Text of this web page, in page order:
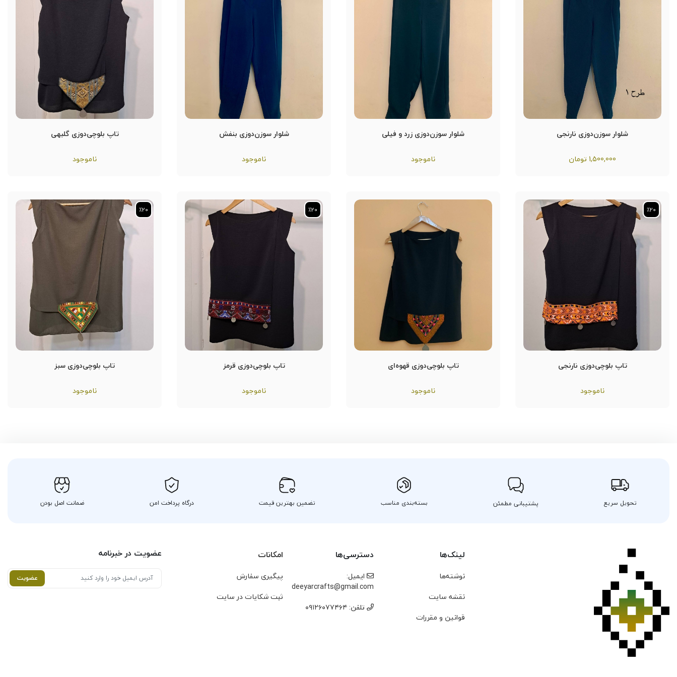
شلوار سوزن‌دوزی نارنجی
1,500,000 تومان
شلوار سوزن‌دوزی زرد و فیلی
ناموجود
شلوار سوزن‌دوزی بنفش
ناموجود
تاپ بلوچی‌دوزی گلبهی
ناموجود
٪20
تاپ بلوچی‌دوزی نارنجی
ناموجود
٪20
تاپ بلوچی‌دوزی قهوه‌ای
ناموجود
٪20
تاپ بلوچی‌دوزی قرمز
ناموجود
٪20 ٪20
تاپ بلوچی‌دوزی سبز
ناموجود
٪20
تحویل سریع پشتیبانی مطمئن بسته‌بندی مناسب تضمین بهترین قیمت درگاه پرداخت امن ضمانت اصل بودن
لینک‌ها
نوشته‌ها
نقشه سایت
قوانین و مقررات
دسترسی‌ها
ایمیل:
deeyarcrafts@gmail.com
تلفن: ۰۹۱۲۶۰۷۷۴۶۴
امکانات
پیگیری سفارش
ثبت شکایات در سایت
عضویت در خبرنامه
عضویت